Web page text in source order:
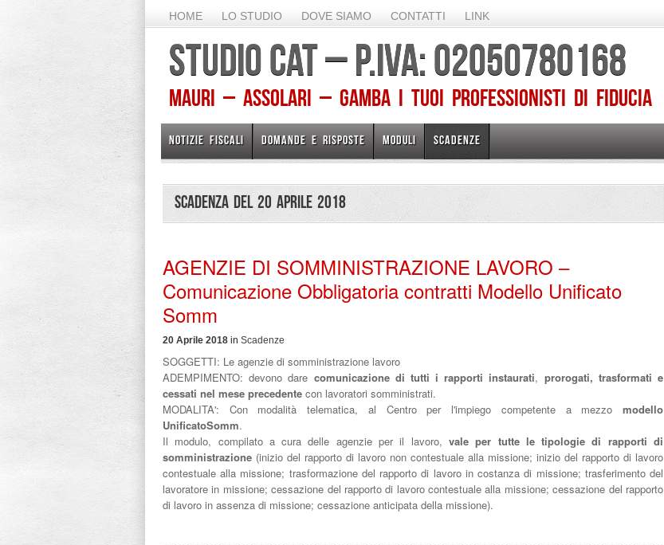
HOME LO STUDIO DOVE SIAMO CONTATTI LINK
STUDIO CAT – P.IVA: 02050780168
Mauri – Assolari – Gamba I TUOI PROFESSIONISTI DI FIDUCIA
NOTIZIE FISCALI DOMANDE E RISPOSTE MODULI SCADENZE
Scadenza del 20 Aprile 2018
AGENZIE DI SOMMINISTRAZIONE LAVORO –
Comunicazione Obbligatoria contratti Modello Unificato
Somm
20 Aprile 2018 in Scadenze
SOGGETTI: Le agenzie di somministrazione lavoro
ADEMPIMENTO: devono dare comunicazione di tutti i rapporti instaurati, prorogati, trasformati e
cessati nel mese precedente con lavoratori somministrati.
MODALITA': Con modalità telematica, al Centro per l'impiego competente a mezzo modello
UnificatoSomm.
Il modulo, compilato a cura delle agenzie per il lavoro, vale per tutte le tipologie di rapporti di
somministrazione (inizio del rapporto di lavoro non contestuale alla missione; inizio del rapporto di lavoro
contestuale alla missione; trasformazione del rapporto di lavoro in costanza di missione; trasferimento del
lavoratore in missione; cessazione del rapporto di lavoro contestuale alla missione; cessazione del rapporto
di lavoro in assenza di missione; cessazione anticipata della missione).